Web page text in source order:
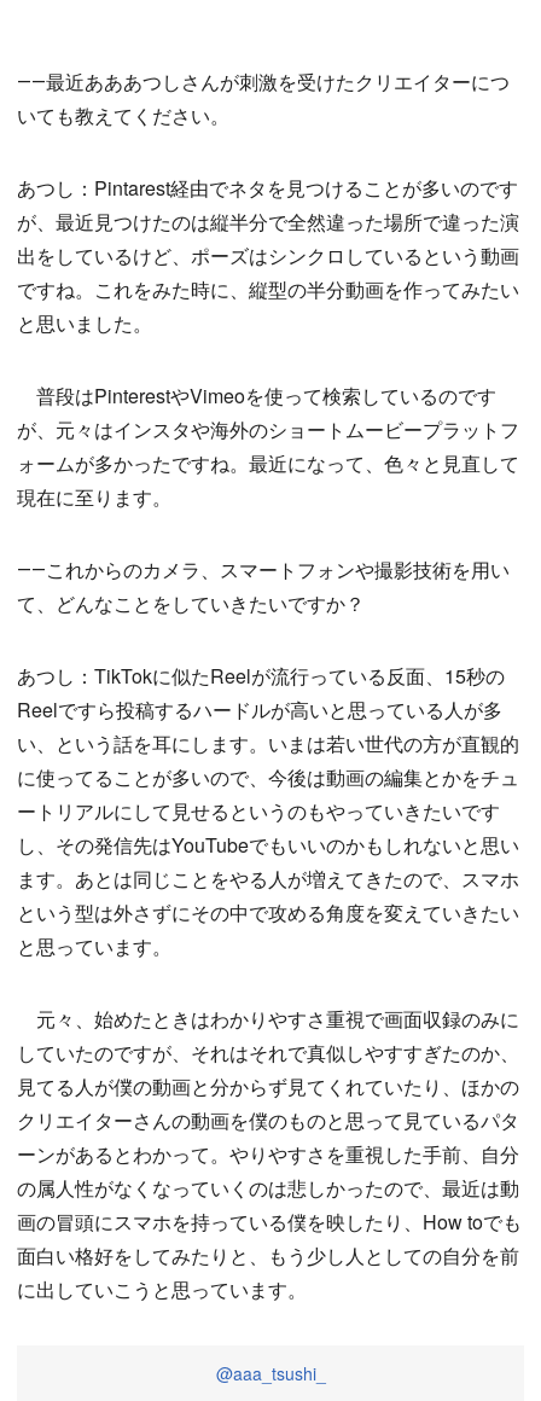
――最近あああつしさんが刺激を受けたクリエイターにつ
いても教えてください。
あつし：Pintarest経由でネタを見つけることが多いのです
が、最近見つけたのは縦半分で全然違った場所で違った演
出をしているけど、ポーズはシンクロしているという動画
ですね。これをみた時に、縦型の半分動画を作ってみたい
と思いました。
普段はPinterestやVimeoを使って検索しているのです
が、元々はインスタや海外のショートムービープラットフ
ォームが多かったですね。最近になって、色々と見直して
現在に至ります。
――これからのカメラ、スマートフォンや撮影技術を用い
て、どんなことをしていきたいですか？
あつし：TikTokに似たReelが流行っている反面、15秒の
Reelですら投稿するハードルが高いと思っている人が多
い、という話を耳にします。いまは若い世代の方が直観的
に使ってることが多いので、今後は動画の編集とかをチュ
ートリアルにして見せるというのもやっていきたいです
し、その発信先はYouTubeでもいいのかもしれないと思い
ます。あとは同じことをやる人が増えてきたので、スマホ
という型は外さずにその中で攻める角度を変えていきたい
と思っています。
元々、始めたときはわかりやすさ重視で画面収録のみに
していたのですが、それはそれで真似しやすすぎたのか、
見てる人が僕の動画と分からず見てくれていたり、ほかの
クリエイターさんの動画を僕のものと思って見ているパタ
ーンがあるとわかって。やりやすさを重視した手前、自分
の属人性がなくなっていくのは悲しかったので、最近は動
画の冒頭にスマホを持っている僕を映したり、How toでも
面白い格好をしてみたりと、もう少し人としての自分を前
に出していこうと思っています。
@aaa_tsushi_